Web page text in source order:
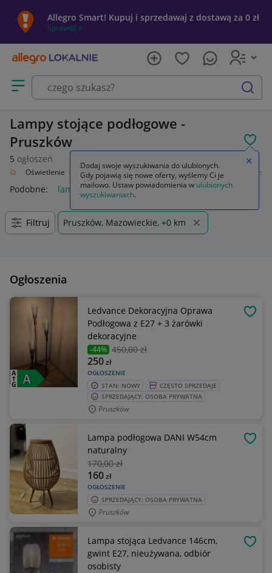
Allegro Smart! Kupuj i sprzedawaj z dostawą za 0 zł
Sprawdź »
Otwórz menu z kategoriami
szukaj
Lampy stojące podłogowe -
Pruszków
5 ogłoszeń
Oświetlenie Oświetlenie wewnętrzne Lampy Lampy podłogowe
Podobne: lampy podłogowe podstawa lampy podłogowej
Filtruj Pruszków, Mazowieckie, +0 km
Ogłoszenia
Ledvance Dekoracyjna Oprawa
Podłogowa z E27 + 3 żarówki
dekoracyjne
-44% 450,00 zł
OGŁOSZENIE
250zł
STAN: NOWY
CZĘSTO SPRZEDAJE
SPRZEDAJĄCY: OSOBA PRYWATNA
Pruszków
Lampa podłogowa DANI W54cm
naturalny
170,00 zł
OGŁOSZENIE
160zł
SPRZEDAJĄCY: OSOBA PRYWATNA
Pruszków
Lampa stojąca Ledvance 146cm,
gwint E27, nieużywana, odbiór
osobisty
Dodaj swoje wyszukiwania do ulubionych.
Gdy pojawią się nowe oferty, wyślemy Ci je
mailowo. Ustaw powiadomienia w ulubionych
wyszukiwaniach.